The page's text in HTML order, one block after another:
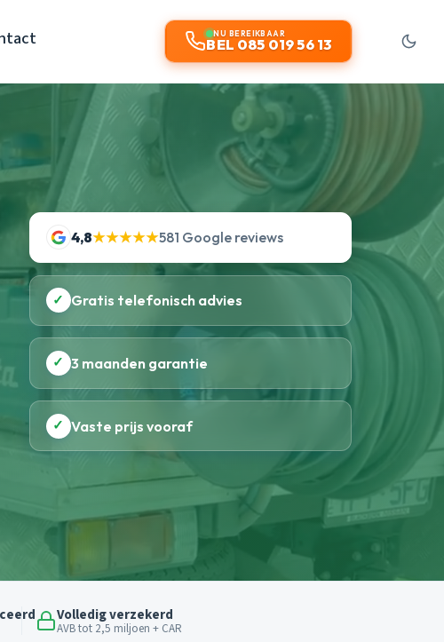
NU BEREIKBAAR
BEL 085 019 56 13
4,8★★★★★581 Google reviews
✓ Gratis telefonisch advies
✓ 3 maanden garantie
✓ Vaste prijs vooraf
Volledig verzekerd
AVB tot 2,5 miljoen + CAR